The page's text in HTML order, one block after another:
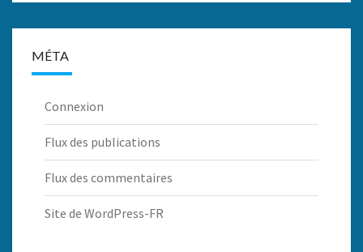
MÉTA
Connexion
Flux des publications
Flux des commentaires
Site de WordPress-FR